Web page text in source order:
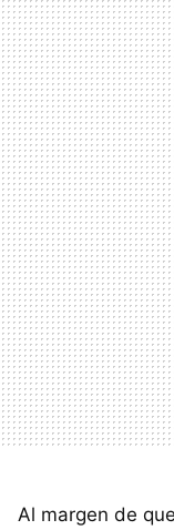
Al margen de que